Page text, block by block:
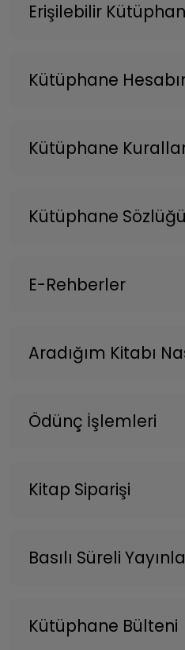
Erişilebilir
Kütüphane
Kütüphane
Kütüphane Sözlüğü
E-Rehberler
Aradığım Kitabı
Ödünç İşlemleri
Kitap Siparişi
Basılı Süreli
Kütüphane Bülteni